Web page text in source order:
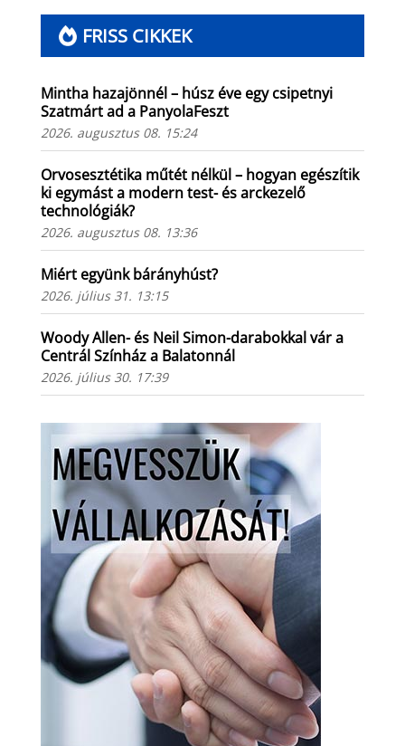
FRISS CIKKEK
Mintha hazajönnél – húsz éve egy csipetnyi
Szatmárt ad a PanyolaFeszt
2026. augusztus 08. 15:24
Orvosesztétika műtét nélkül – hogyan egészítik
ki egymást a modern test- és arckezelő
technológiák?
2026. augusztus 08. 13:36
Miért együnk bárányhúst?
2026. július 31. 13:15
Woody Allen- és Neil Simon-darabokkal vár a
Centrál Színház a Balatonnál
2026. július 30. 17:39